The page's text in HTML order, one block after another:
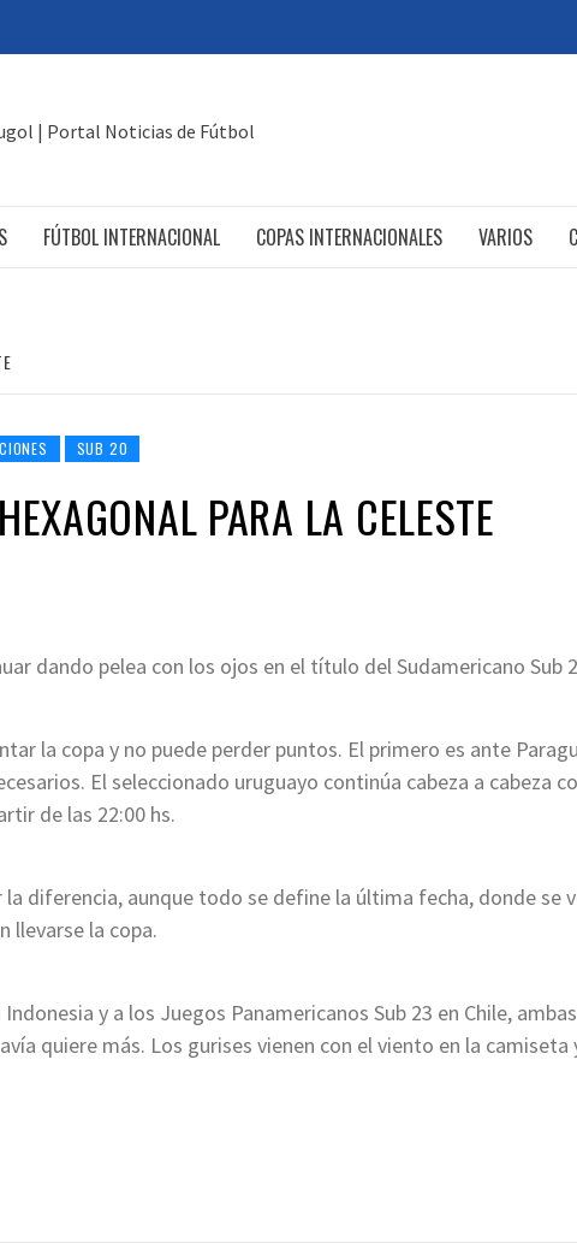
FÚTBOL INTERNACIONAL COPAS INTERNACIONALES VARIOS
SUB 20
PARA LA CELESTE
dando pelea con los ojos en el título del Sudamericano Sub
la copa y no puede perder puntos. El primero es ante
El seleccionado uruguayo continúa cabeza a cabeza
de las 22:00 hs.
diferencia, aunque todo se define la última fecha, donde se
llevarse la copa.
y a los Juegos Panamericanos Sub 23 en Chile, ambas
quiere más. Los gurises vienen con el viento en la camiseta